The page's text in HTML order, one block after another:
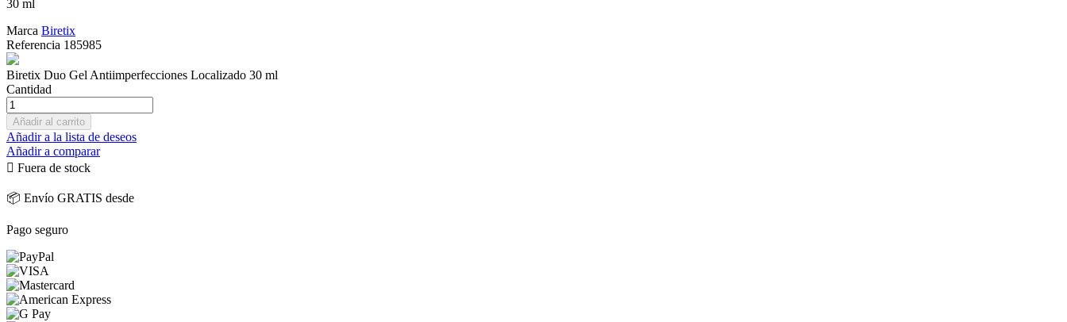
30 ml
Marca Biretix
Referencia 185985
Biretix Duo Gel Antiimperfecciones Localizado 30 ml
Cantidad
Añadir al carrito
Añadir a la lista de deseos
Añadir a comparar
 Fuera de stock
📦 Envío GRATIS desde
Pago seguro